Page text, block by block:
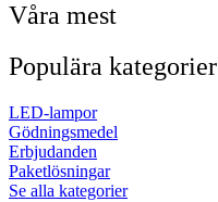
Våra mest
Populära kategorier
LED-lampor
Gödningsmedel
Erbjudanden
Paketlösningar
Se alla kategorier